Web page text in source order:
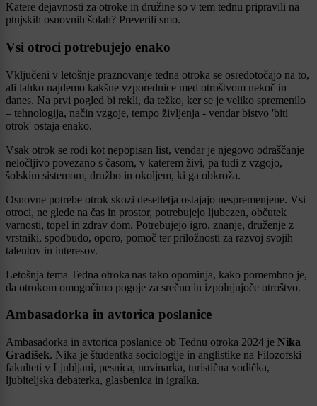
Katere dejavnosti za otroke in družine so v tem tednu pripravili na
ptujskih osnovnih šolah? Preverili smo.
Vsi otroci potrebujejo enako
Vključeni v letošnje praznovanje tedna otroka se osredotočajo na to,
ali lahko najdemo kakšne vzporednice med otroštvom nekoč in
danes. Na prvi pogled bi rekli, da težko, ker se je veliko spremenilo
– tehnologija, način vzgoje, tempo življenja - vendar bistvo 'biti
otrok' ostaja enako.
Vsak otrok se rodi kot nepopisan list, vendar je njegovo odraščanje
neločljivo povezano s časom, v katerem živi, pa tudi z vzgojo,
šolskim sistemom, družbo in okoljem, ki ga obkroža.
Osnovne potrebe otrok skozi desetletja ostajajo nespremenjene. Vsi
otroci, ne glede na čas in prostor, potrebujejo ljubezen, občutek
varnosti, topel in zdrav dom. Potrebujejo igro, znanje, druženje z
vrstniki, spodbudo, oporo, pomoč ter priložnosti za razvoj svojih
talentov in interesov.
Letošnja tema Tedna otroka nas tako opominja, kako pomembno je,
da otrokom omogočimo pogoje za srečno in izpolnjujoče otroštvo.
Ambasadorka in avtorica poslanice
Ambasadorka in avtorica poslanice ob Tednu otroka 2024 je Nika
Gradišek. Nika je študentka sociologije in anglistike na Filozofski
fakulteti v Ljubljani, pesnica, novinarka, turistična vodička,
ljubiteljska debaterka, glasbenica in igralka.